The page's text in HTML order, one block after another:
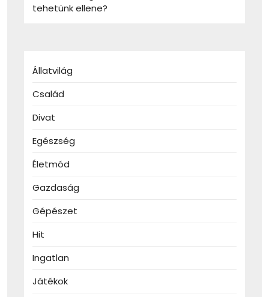
tehetünk ellene?
Állatvilág
Család
Divat
Egészség
Életmód
Gazdaság
Gépészet
Hit
Ingatlan
Játékok